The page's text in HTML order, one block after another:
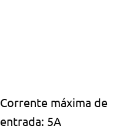
Corrente máxima de
entrada: 5A